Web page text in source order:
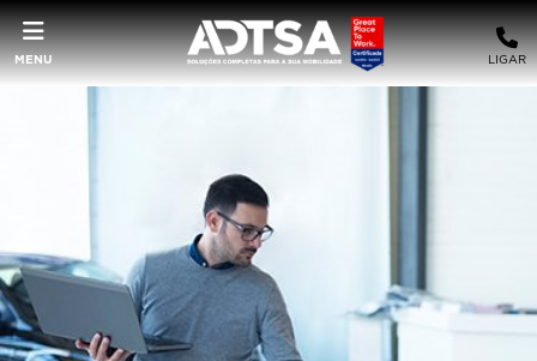
MENU LIGAR